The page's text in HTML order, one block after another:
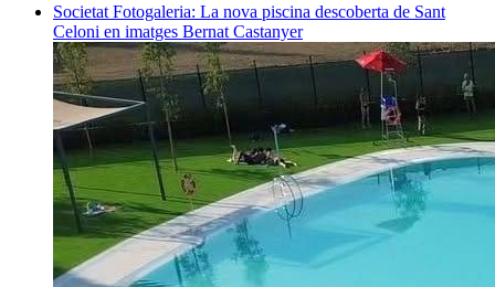
Societat Fotogaleria: La nova piscina descoberta de Sant
Celoni en imatges Bernat Castanyer